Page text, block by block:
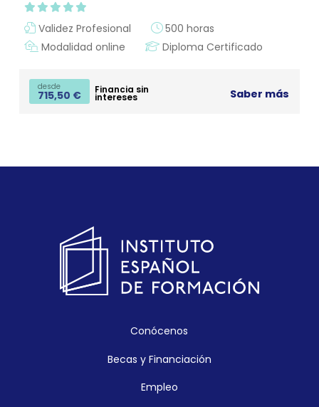
Validez Profesional
500 horas
Modalidad online
Diploma Certificado
desde
715,50 € Financia sin
intereses Saber más
Conócenos
Becas y Financiación
Empleo